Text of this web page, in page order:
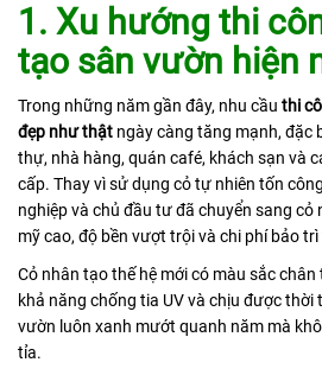
1. Xu hướng thi
tạo sân vườn hiện
Trong những năm gần đây, nhu cầu thi
đẹp như thật ngày càng tăng mạnh, đặc
thự, nhà hàng, quán café, khách sạn và
cấp. Thay vì sử dụng cỏ tự nhiên tốn
nghiệp và chủ đầu tư đã chuyển sang
mỹ cao, độ bền vượt trội và chi phí bảo
Cỏ nhân tạo thế hệ mới có màu sắc
khả năng chống tia UV và chịu được thời
vườn luôn xanh mướt quanh năm mà
tỉa.